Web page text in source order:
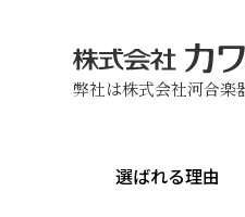
弊社は株式会社河合楽
選ばれる理由